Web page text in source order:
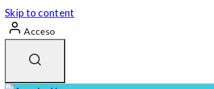
Skip to content
Acceso